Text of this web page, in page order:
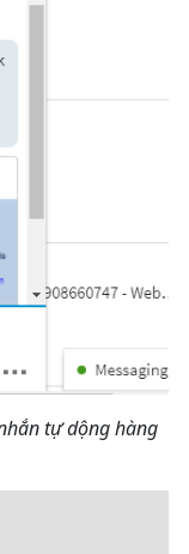
tự dộng hàng